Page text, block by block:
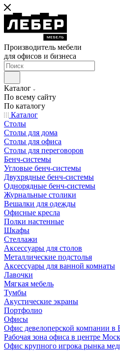
Производитель мебели
для офисов и бизнеса
Каталог
По всему сайту
По каталогу
Каталог
Столы
Столы для дома
Столы для офиса
Столы для переговоров
Бенч-системы
Угловые бенч-системы
Двухрядные бенч-системы
Однорядные бенч-системы
Журнальные столики
Вешалки для одежды
Офисные кресла
Полки настенные
Шкафы
Стеллажи
Аксессуары для столов
Металлические подстолья
Аксессуары для ванной комнаты
Лавочки
Мягкая мебель
Тумбы
Акустические экраны
Портфолио
Офисы
Офис девелоперской компании в
Рабочая зона офиса в центре
Офис крупного игрока рынка